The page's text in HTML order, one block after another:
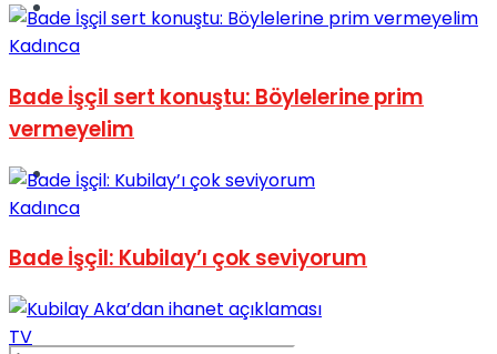
Spor
Podcast
Kadınca
Bade İşçil sert konuştu: Böylelerine prim
vermeyelim
Kadınca
Bade İşçil: Kubilay’ı çok seviyorum
TV